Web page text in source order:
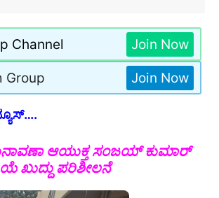
Channel Join Now
Group Join Now
ಆಯುಕ್ತ ಸಂಜಯ್ ಕುಮಾರ್
ಖುದ್ದು ಪರಿಶೀಲನೆ